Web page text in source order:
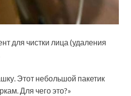
для чистки лица (удаления
Этот небольшой пакетик
Для чего это?»